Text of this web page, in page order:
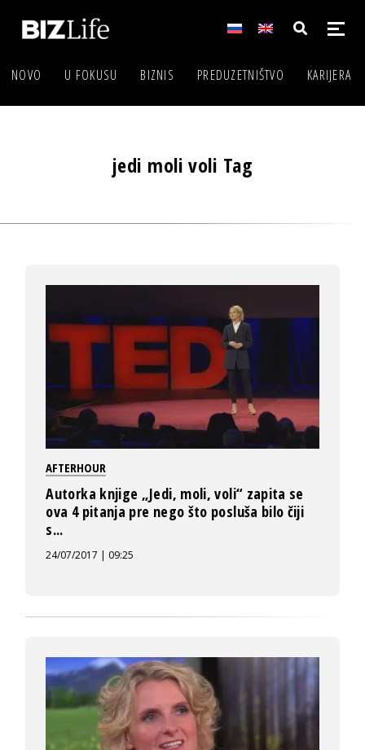
NOVO U FOKUSU BIZNIS PREDUZETNIŠTVO KARIJERA
jedi moli voli Tag
AFTERHOUR
Autorka knjige „Jedi, moli, voli“ zapita se
ova 4 pitanja pre nego što posluša bilo čiji
s...
24/07/2017 | 09:25